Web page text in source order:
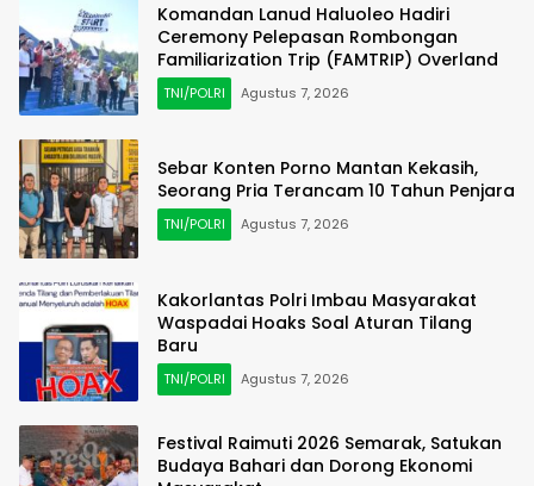
Komandan Lanud Haluoleo Hadiri
Ceremony Pelepasan Rombongan
Familiarization Trip (FAMTRIP) Overland
TNI/POLRI Agustus 7, 2026
Sebar Konten Porno Mantan Kekasih,
Seorang Pria Terancam 10 Tahun Penjara
TNI/POLRI Agustus 7, 2026
Kakorlantas Polri Imbau Masyarakat
Waspadai Hoaks Soal Aturan Tilang
Baru
TNI/POLRI Agustus 7, 2026
Festival Raimuti 2026 Semarak, Satukan
Budaya Bahari dan Dorong Ekonomi